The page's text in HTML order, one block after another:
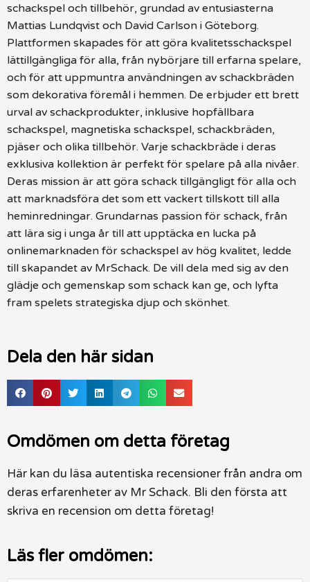
schackspel och tillbehör, grundad av entusiasterna
Mattias Lundqvist och David Carlson i Göteborg.
Plattformen skapades för att göra kvalitetsschackspel
lättillgängliga för alla, från nybörjare till erfarna spelare,
och för att uppmuntra användningen av schackbräden
som dekorativa föremål i hemmen. De erbjuder ett brett
urval av schackprodukter, inklusive hopfällbara
schackspel, magnetiska schackspel, schackbräden,
pjäser och olika tillbehör. Varje schackbräde i deras
exklusiva kollektion är perfekt för spelare på alla nivåer.
Deras mission är att göra schack tillgängligt för alla och
att marknadsföra det som ett vackert tillskott till alla
heminredningar. Grundarnas passion för schack, från
att lära sig i unga år till att upptäcka en lucka på
onlinemarknaden för schackspel av hög kvalitet, ledde
till skapandet av MrSchack. De vill dela med sig av den
glädje och gemenskap som schack kan ge, och lyfta
fram spelets strategiska djup och skönhet.
Dela den här sidan
Omdömen om detta företag
Här kan du läsa autentiska recensioner från andra om
deras erfarenheter av Mr Schack. Bli den första att
skriva en recension om detta företag!
Läs fler omdömen: